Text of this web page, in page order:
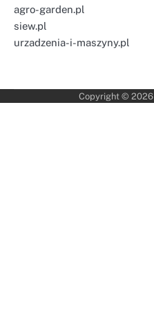
agro-garden.pl
siew.pl
urzadzenia-i-maszyny.pl
Copyright © 2026